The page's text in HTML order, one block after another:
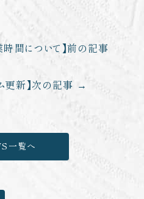
間について】前の記事
更新】次の記事
一覧へ